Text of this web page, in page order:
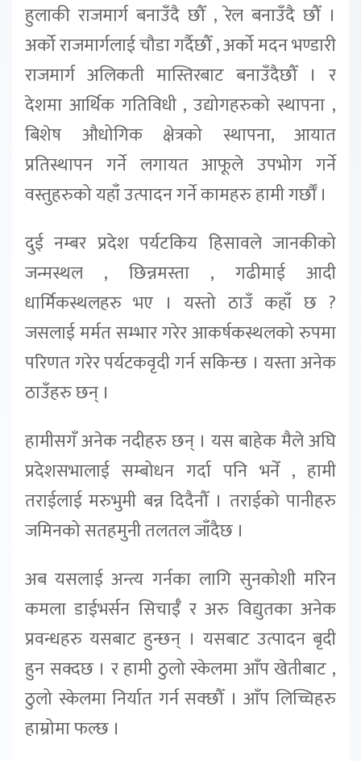
हुलाकी राजमार्ग बनाउँदै छौँ , रेल बनाउँदै छौँ ।
अर्को राजमार्गलाई चौडा गर्दैछौँ , अर्को मदन भण्डारी
राजमार्ग अलिकती मास्तिरबाट बनाउँदैछौँ । र
देशमा आर्थिक गतिविधी , उद्योगहरुको स्थापना ,
बिशेष औधोगिक क्षेत्रको स्थापना, आयात
प्रतिस्थापन गर्ने लगायत आफूले उपभोग गर्ने
वस्तुहरुको यहाँ उत्पादन गर्ने कामहरु हामी गर्छौँ ।
दुई नम्बर प्रदेश पर्यटकिय हिसावले जानकीको
जन्मस्थल , छिन्नमस्ता , गढीमाई आदी
धार्मिकस्थलहरु भए । यस्तो ठाउँ कहाँ छ ?
जसलाई मर्मत सम्भार गरेर आकर्षकस्थलको रुपमा
परिणत गरेर पर्यटकवृदी गर्न सकिन्छ । यस्ता अनेक
ठाउँहरु छन् ।
हामीसगँ अनेक नदीहरु छन् । यस बाहेक मैले अघि
प्रदेशसभालाई सम्बोधन गर्दा पनि भनेँ , हामी
तराईलाई मरुभुमी बन्न दिदैनौँ । तराईको पानीहरु
जमिनको सतहमुनी तलतल जाँदैछ ।
अब यसलाई अन्त्य गर्नका लागि सुनकोशी मरिन
कमला डाईभर्सन सिचाईँ र अरु विद्युतका अनेक
प्रवन्धहरु यसबाट हुन्छन् । यसबाट उत्पादन बृदी
हुन सक्दछ । र हामी ठुलो स्केलमा आँप खेतीबाट ,
ठुलो स्केलमा निर्यात गर्न सक्छौँ । आँप लिच्चिहरु
हाम्रोमा फल्छ ।